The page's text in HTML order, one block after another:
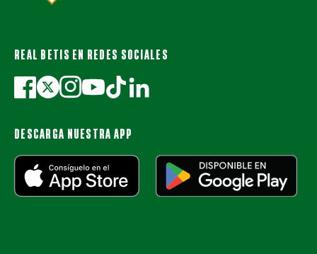
REAL BETIS EN REDES SOCIALES
DESCARGA NUESTRA APP